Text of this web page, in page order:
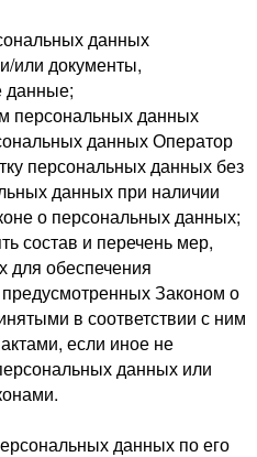
данных
или документы,
данные;
персональных данных
данных Оператор
персональных данных без
данных при наличии
о персональных данных;
состав и перечень мер,
для обеспечения
Законом о
в соответствии с ним
если иное не
данных или
данных по его